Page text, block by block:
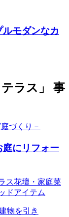
モダンなカ
ラス」 事
にリフォー
ス花壇・家庭菜
ドアイテム